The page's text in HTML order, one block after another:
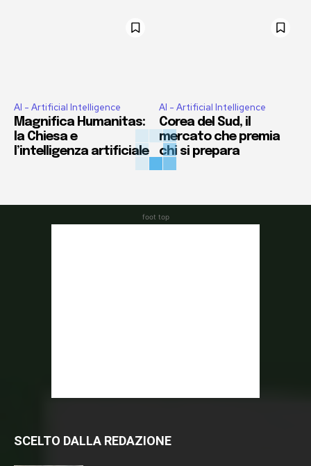
AI - Artificial Intelligence
Magnifica Humanitas:
la Chiesa e
l’intelligenza artificiale
AI - Artificial Intelligence
Corea del Sud, il
mercato che premia
chi si prepara
foot top
SCELTO DALLA REDAZIONE